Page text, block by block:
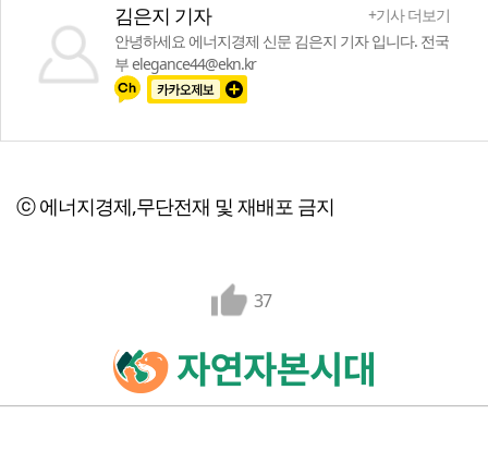
김은지 기자
+기사 더보기
안녕하세요 에너지경제 신문 김은지 기자 입니다. 전국
부 elegance44@ekn.kr
ⓒ 에너지경제,무단전재 및 재배포 금지
37